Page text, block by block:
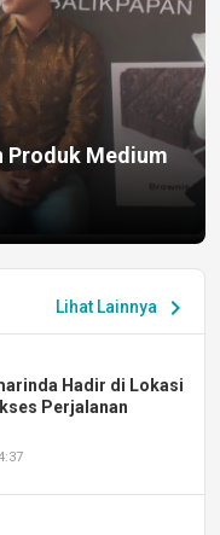
Produk Medium
Lihat Lainnya chevron_right
Hadir di Lokasi
Perjalanan